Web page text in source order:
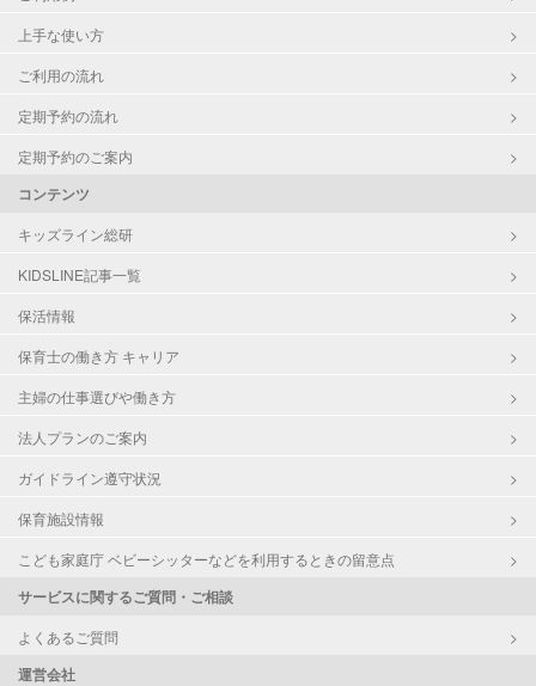
上手な使い方
ご利用の流れ
定期予約の流れ
定期予約のご案内
コンテンツ
キッズライン総研
KIDSLINE記事一覧
保活情報
保育士の働き方 キャリア
主婦の仕事選びや働き方
法人プランのご案内
ガイドライン遵守状況
保育施設情報
こども家庭庁 ベビーシッターなどを利用するときの留意点
サービスに関するご質問・ご相談
よくあるご質問
運営会社